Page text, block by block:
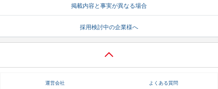
掲載内容と事実が異なる場合
採用検討中の企業様へ
運営会社 よくある質問